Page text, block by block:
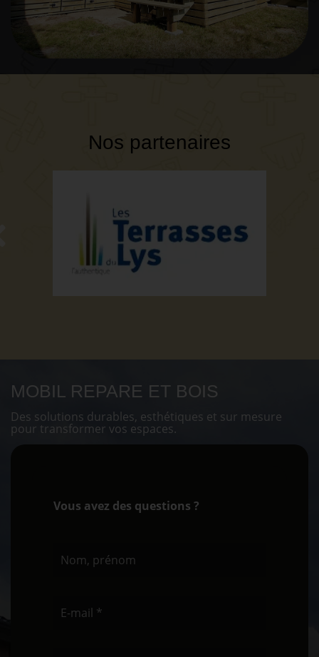
Nos partenaires
MOBIL REPARE ET BOIS
Des solutions durables, esthétiques et sur mesure
pour transformer vos espaces.
Vous avez des questions ?
Nom, prénom
E-mail *